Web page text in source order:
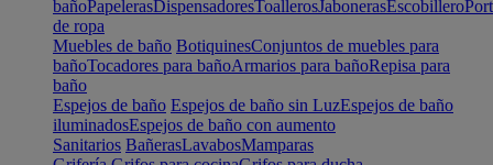
bañoPapelerasDispensadoresToallerosJabonerasEscobillero
de ropa
Muebles de baño BotiquinesConjuntos de muebles para
bañoTocadores para bañoArmarios para bañoRepisa para
baño
Espejos de baño Espejos de baño sin LuzEspejos de baño
iluminadosEspejos de baño con aumento
Sanitarios BañerasLavabosMamparas